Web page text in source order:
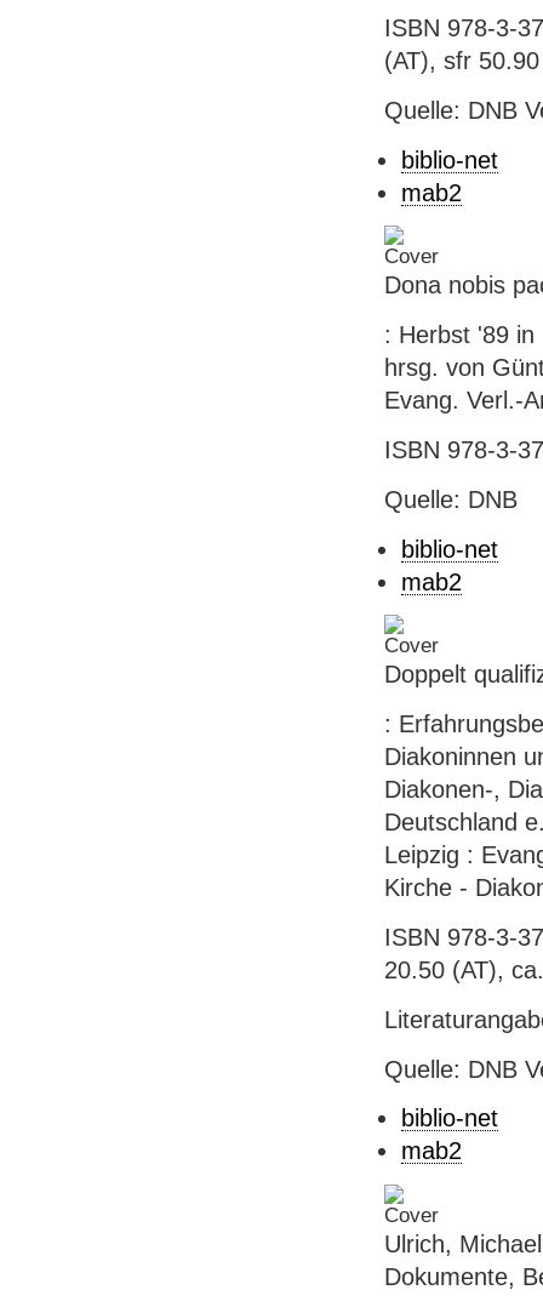
ISBN 978-3-
(AT), sfr
Quelle: DNB
biblio-net
mab2
Dona nobis
: Herbst '89 in
hrsg. von
Evang. Verl.-
ISBN 978-3-
Quelle: DNB
biblio-net
mab2
Doppelt
:
Diakoninnen
Diakonen-,
Deutschland
Leipzig :
Kirche -
ISBN 978-3-
20.50 (AT),
Quelle: DNB
biblio-net
mab2
Ulrich,
Dokumente,